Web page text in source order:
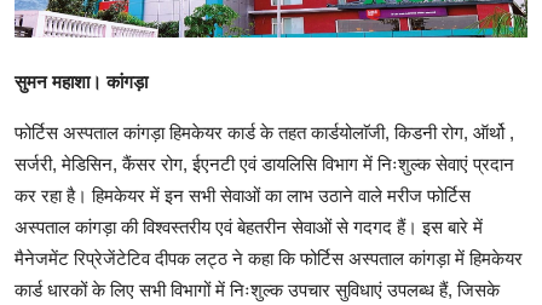
मनोरंजन
हिमाचली व्यंजन
सुमन महाशा। कांगड़ा
फोर्टिस अस्पताल कांगड़ा हिमकेयर कार्ड के तहत कार्डयोलाॅजी, किडनी रोग, ऑर्थो ,
सर्जरी, मेडिसिन, कैंसर रोग, ईएनटी एवं डायलिसि विभाग में निःशुल्क सेवाएं प्रदान
कर रहा है। हिमकेयर में इन सभी सेवाओं का लाभ उठाने वाले मरीज फोर्टिस
अस्पताल कांगड़ा की विश्वस्तरीय एवं बेहतरीन सेवाओं से गदगद हैं। इस बारे में
मैनेजमेंट रिप्रेजेंटेटिव दीपक लट्ठ ने कहा कि फोर्टिस अस्पताल कांगड़ा में हिमकेयर
कार्ड धारकों के लिए सभी विभागों में निःशुल्क उपचार सुविधाएं उपलब्ध हैं, जिसके